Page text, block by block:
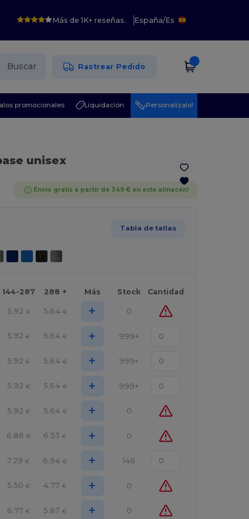
Más de 1K+ reseñas. España/Es
Buscar Rastrear Pedido
promocionales Liquidación ¡Personalízalo!
unisex
Envío gratis a partir de 349 € en este almacén!
Tabla de tallas
144-287 288 + Más Stock Cantidad
5.92 € 5.64 € + 0
5.92 € 5.64 € + 999+
5.92 € 5.64 € + 999+
5.92 € 5.64 € + 999+
5.92 € 5.64 € + 0
6.86 € 6.53 € + 0
7.29 € 6.94 € + 146
5.50 € 4.77 € + 0
6.77 € 5.87 € + 0